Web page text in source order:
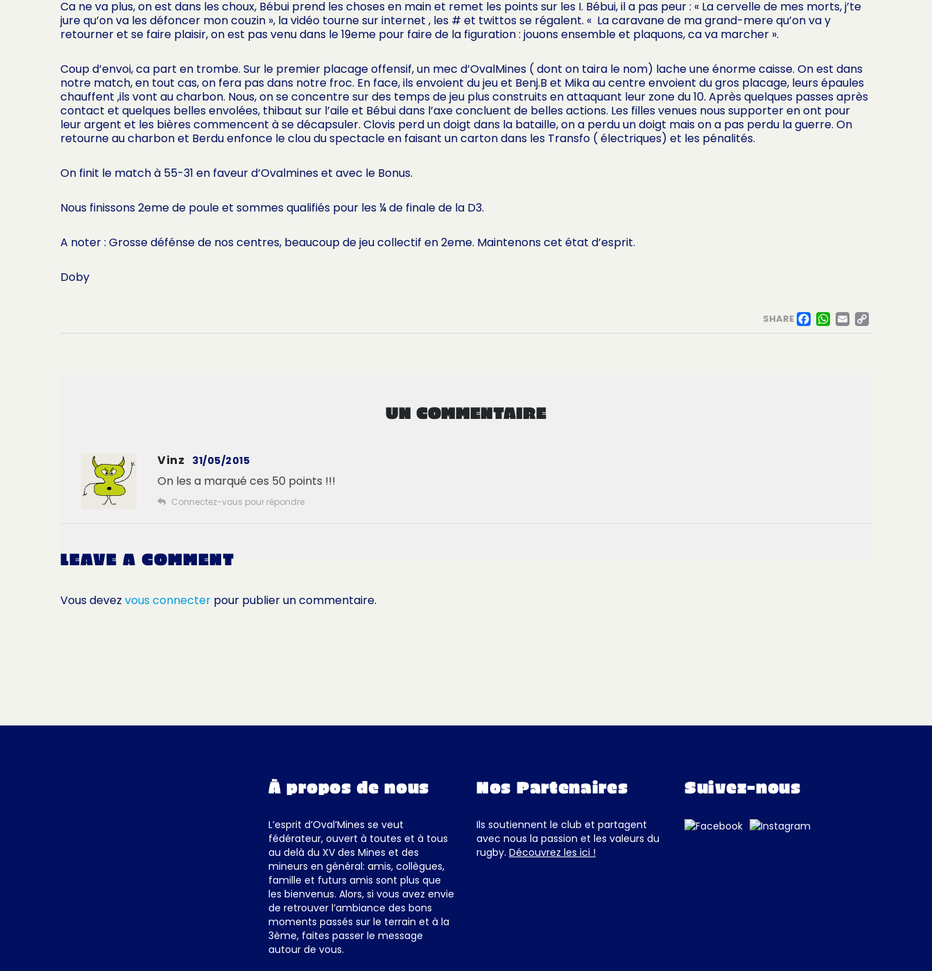
Ca ne va plus, on est dans les choux, Bébui prend les choses en main et remet les points sur les I. Bébui, il a pas peur : « La cervelle de mes morts, j’te
jure qu’on va les défoncer mon couzin », la vidéo tourne sur internet , les # et twittos se régalent. « La caravane de ma grand-mere qu’on va y
retourner et se faire plaisir, on est pas venu dans le 19eme pour faire de la figuration : jouons ensemble et plaquons, ca va marcher ».
Coup d’envoi, ca part en trombe. Sur le premier placage offensif, un mec d’OvalMines ( dont on taira le nom) lache une énorme caisse. On est dans
notre match, en tout cas, on fera pas dans notre froc. En face, ils envoient du jeu et Benj.B et Mika au centre envoient du gros placage, leurs épaules
chauffent ,ils vont au charbon. Nous, on se concentre sur des temps de jeu plus construits en attaquant leur zone du 10. Après quelques passes après
contact et quelques belles envolées, thibaut sur l’aile et Bébui dans l’axe concluent de belles actions. Les filles venues nous supporter en ont pour
leur argent et les bières commencent à se décapsuler. Clovis perd un doigt dans la bataille, on a perdu un doigt mais on a pas perdu la guerre. On
retourne au charbon et Berdu enfonce le clou du spectacle en faisant un carton dans les Transfo ( électriques) et les pénalités.
On finit le match à 55-31 en faveur d’Ovalmines et avec le Bonus.
Nous finissons 2eme de poule et sommes qualifiés pour les ¼ de finale de la D3.
A noter : Grosse défénse de nos centres, beaucoup de jeu collectif en 2eme. Maintenons cet état d’esprit.
Doby
SHARE FACEBOOK
EMAIL
UN COMMENTAIRE
Vinz 31/05/2015
On les a marqué ces 50 points !!!
Connectez-vous pour répondre
LEAVE A COMMENT
Vous devez vous connecter pour publier un commentaire.
À propos de nous
L’esprit d’Oval’Mines se veut
fédérateur, ouvert à toutes et à tous
au delà du XV des Mines et des
mineurs en général: amis, collègues,
famille et futurs amis sont plus que
les bienvenus. Alors, si vous avez envie
de retrouver l’ambiance des bons
moments passés sur le terrain et à la
3ème, faites passer le message
autour de vous.
Nos Partenaires
Ils soutiennent le club et partagent
avec nous la passion et les valeurs du
rugby. Découvrez les ici !
Suivez-nous